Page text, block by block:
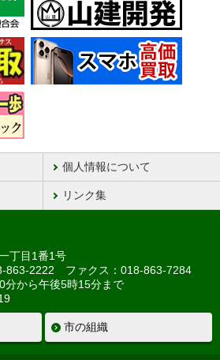
個人情報について
リンク集
丁目1番1号
863-2222 ファクス：018-863-7284
分から午後5時15分まで
市の組織